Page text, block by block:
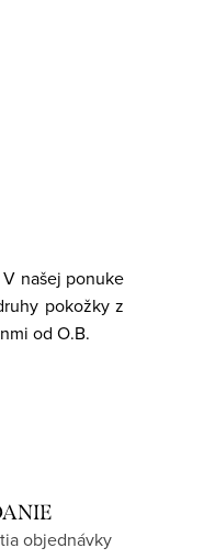
našej ponuke
pokožky z
od O.B.
objednávky